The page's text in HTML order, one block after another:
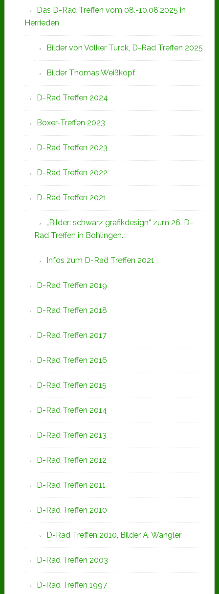
Das D-Rad Treffen vom 08.-10.08.2025 in
Herrieden
Bilder von Volker Turck, D-Rad Treffen 2025
Bilder Thomas Weißkopf
D-Rad Treffen 2024
Boxer-Treffen 2023
D-Rad Treffen 2023
D-Rad Treffen 2022
D-Rad Treffen 2021
„Bilder: schwarz grafikdesign“ zum 26. D-
Rad Treffen in Bohlingen.
Infos zum D-Rad Treffen 2021
D-Rad Treffen 2019
D-Rad Treffen 2018
D-Rad Treffen 2017
D-Rad Treffen 2016
D-Rad Treffen 2015
D-Rad Treffen 2014
D-Rad Treffen 2013
D-Rad Treffen 2012
D-Rad Treffen 2011
D-Rad Treffen 2010
D-Rad Treffen 2010, Bilder A. Wangler
D-Rad Treffen 2003
D-Rad Treffen 1997